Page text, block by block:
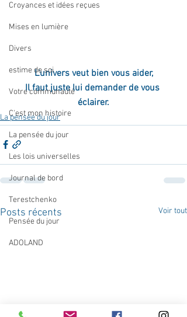
Croyances et idées reçues
Mises en lumière
Divers
estime de soi
Votre communauté
C'est mon histoire
La pensée du jour
Les lois universelles
Journal de bord
Terestchenko
Pensée du jour
ADOLAND
L'univers veut bien vous aider,
Il faut juste lui demander de vous
éclairer.
La pensée du jour
Posts récents Voir tout